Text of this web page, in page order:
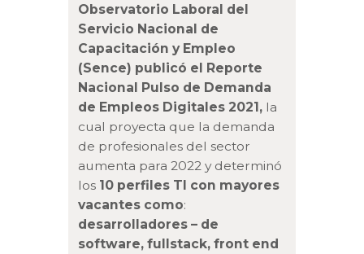
Observatorio Laboral del
Servicio Nacional de
Capacitación y Empleo
(Sence) publicó el Reporte
Nacional Pulso de Demanda
de Empleos Digitales 2021, la
cual proyecta que la demanda
de profesionales del sector
aumenta para 2022 y determinó
los 10 perfiles TI con mayores
vacantes como:
desarrolladores – de
software, fullstack, front end